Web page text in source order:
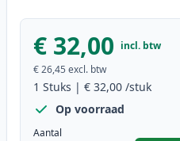
€ 32,00 incl. btw
€ 26,45 excl. btw
1 Stuks | € 32,00 /stuk
Op voorraad
Aantal